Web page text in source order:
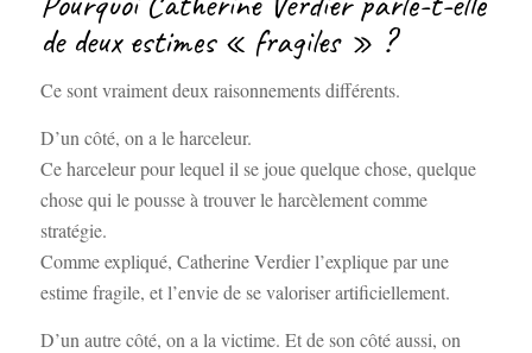
de deux estimes « fragiles » ?
Ce sont vraiment deux raisonnements différents.
D’un côté, on a le harceleur.
Ce harceleur pour lequel il se joue quelque chose, quelque
chose qui le pousse à trouver le harcèlement comme
stratégie.
Comme expliqué, Catherine Verdier l’explique par une
estime fragile, et l’envie de se valoriser artificiellement.
D’un autre côté, on a la victime. Et de son côté aussi, on